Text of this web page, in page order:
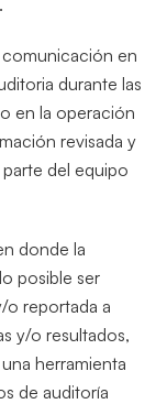
en
durante las
en la operación
revisada y
del equipo
donde la
posible ser
o reportada a
y/o resultados,
herramienta
de auditoría